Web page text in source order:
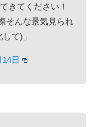
きてください！
そんな景気見られ
て)」
日